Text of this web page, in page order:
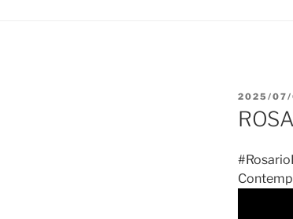
EL
2025/07/